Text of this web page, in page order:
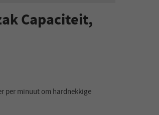
Capaciteit,
per minuut om hardnekkige